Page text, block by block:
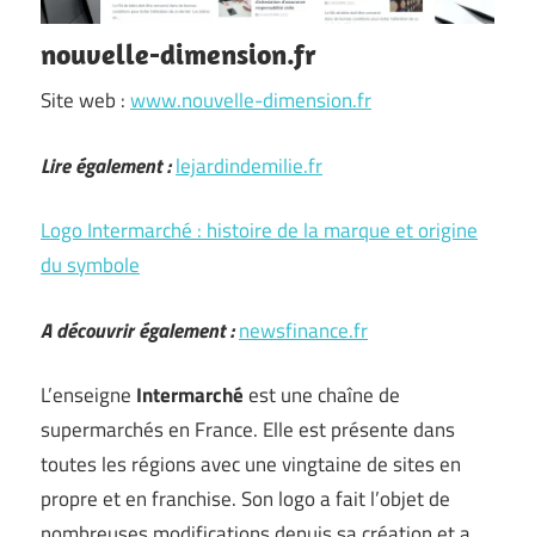
nouvelle-dimension.fr
Site web :www.nouvelle-dimension.fr
Lire également :lejardindemilie.fr
Logo Intermarché : histoire de la marque et origine
du symbole
A découvrir également :newsfinance.fr
L’enseigne Intermarchéest une chaîne de
supermarchés en France. Elle est présente dans
toutes les régions avec une vingtaine de sites en
propre et en franchise. Son logo a fait l’objet de